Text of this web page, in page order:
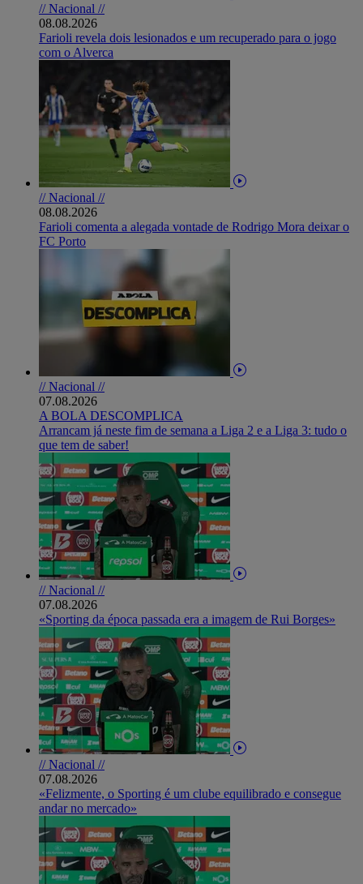
// Nacional //
08.08.2026
Farioli revela dois lesionados e um recuperado para o jogo
com o Alverca
// Nacional //
08.08.2026
Farioli comenta a alegada vontade de Rodrigo Mora deixar o
FC Porto
// Nacional //
07.08.2026
A BOLA DESCOMPLICA
Arrancam já neste fim de semana a Liga 2 e a Liga 3: tudo o
que tem de saber!
// Nacional //
07.08.2026
«Sporting da época passada era a imagem de Rui Borges»
// Nacional //
07.08.2026
«Felizmente, o Sporting é um clube equilibrado e consegue
andar no mercado»